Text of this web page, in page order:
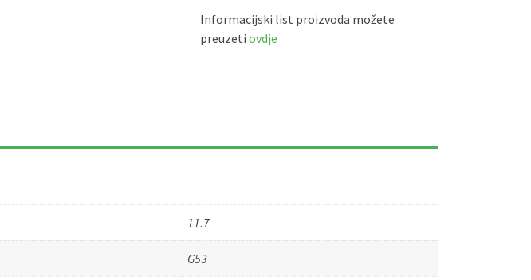
Informacijski list proizvoda možete
preuzeti ovdje
11.7
G53